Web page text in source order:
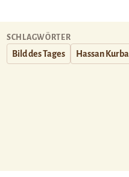
SCHLAGWÖRTER
Bild des Tages Hassan